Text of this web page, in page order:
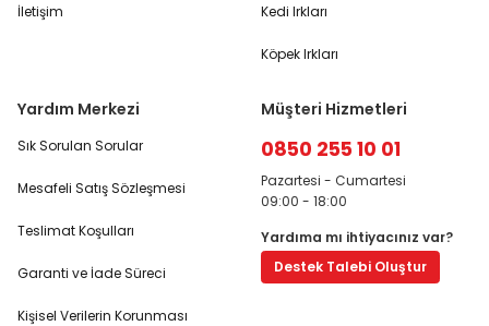
İletişim Kedi Irkları
Köpek Irkları
Yardım Merkezi
Sık Sorulan Sorular
Mesafeli Satış Sözleşmesi
Teslimat Koşulları
Garanti ve İade Süreci
Kişisel Verilerin Korunması
Müşteri Hizmetleri
0850 255 10 01
Pazartesi - Cumartesi
09:00 - 18:00
Yardıma mı ihtiyacınız var?
Destek Talebi Oluştur